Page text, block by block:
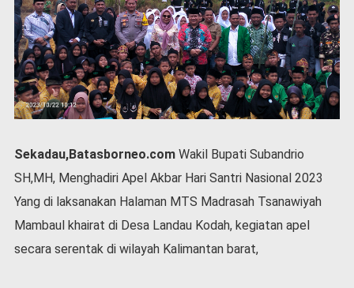
P
e
m
e
r
i
n
h
S
e
e
m
Sekadau,Batasborneo.comWakil Bupati Subandrio
SH,MH, Menghadiri Apel Akbar Hari Santri Nasional 2023
Yang di laksanakan Halaman MTS Madrasah Tsanawiyah
Mambaul khairat di Desa Landau Kodah, kegiatan apel
secara serentak di wilayah Kalimantan barat,